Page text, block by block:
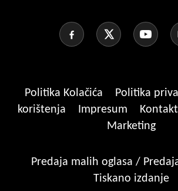
Politika Kolačića Politika
korištenja
Impresum Kontakt
Marketing
Predaja malih oglasa /
Tiskano izdanje